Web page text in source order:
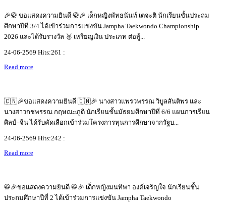
🎉🥋 ขอแสดงความยินดี 🥋🎉 เด็กหญิงพัทธนันท์ เตจะติ นักเรียนชั้นประถม
ศึกษาปีที่ 3/4 ได้เข้าร่วมการแข่งขัน Jampha Taekwondo Championship
2026 และได้รับรางวัล 🥈 เหรียญเงิน ประเภท ต่อสู้...
24-06-2569 Hits:261 :
Read more
🇨🇳🎉ขอแสดงความยินดี 🇨🇳🎉 นางสาวแพรวพรรณ วิบูลสันติพร และ
นางสาวกชพรรณ กฤษณะภูติ นักเรียนชั้นมัธยมศึกษาปีที่ 6/6 แผนการเรียน
ศิลป์–จีน ได้รับคัดเลือกเข้าร่วมโครงการทุนการศึกษาจากรัฐบ...
24-06-2569 Hits:242 :
Read more
🥋🎉ขอแสดงความยินดี 🥋🎉 เด็กหญิงมนทิพา องค์เจริญใจ นักเรียนชั้น
ประถมศึกษาปีที่ 2 ได้เข้าร่วมการแข่งขัน Jampha Taekwondo